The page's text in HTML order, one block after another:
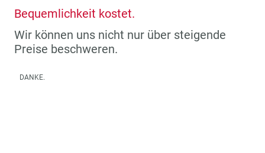
Bequemlichkeit kostet.
Wir können uns nicht nur über steigende
Preise beschweren.
DANKE.